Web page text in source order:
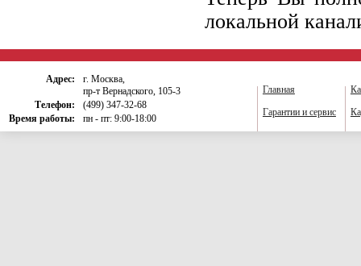
локальной
Адрес:
г. Москва,
пр-т Вернадского, 105-3
Телефон:
(499) 347-32-68
Время работы:
пн - пт: 9:00-18:00
Главная
Гарантии и сервис